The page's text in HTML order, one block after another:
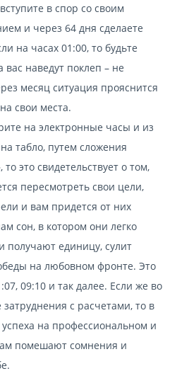
в спор со своим
и через 64 дня сделаете
на часах 01:00, то будьте
вас наведут поклеп – не
месяц ситуация прояснится
свои места.
на электронные часы и из
табло, путем сложения
это свидетельствует о том,
пересмотреть свои цели,
и вам придется от них
сон, в котором они легко
единицу, сулит
на любовном фронте. Это
09:10 и так далее. Если же во
с расчетами, то в
на профессиональном и
помешают сомнения и